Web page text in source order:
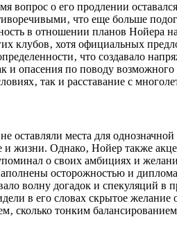
вопрос о его продлении
что еще больше
в отношении планов Нойера
клубов‚ хотя официальных
что создавало
и опасения по поводу
так и расставание с
места для
жизни. Однако‚ Нойер также
о своих амбициях и
осторожностью и
волну догадок и спекуляций в
в его словах скрытое желание
сколько тонким